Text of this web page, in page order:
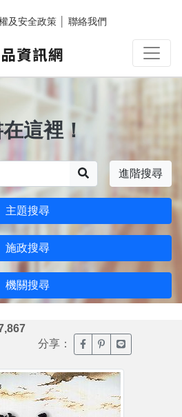
及安全政策 聯絡我們
這裡！
進階搜尋
主題搜尋
施政搜尋
機關搜尋
分享： 臉書分享(另開新視窗)
噗浪分享(另開新
Line分享(另